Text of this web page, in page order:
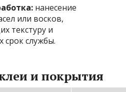
нанесение
или восков,
текстуру и
службы.
и покрытия